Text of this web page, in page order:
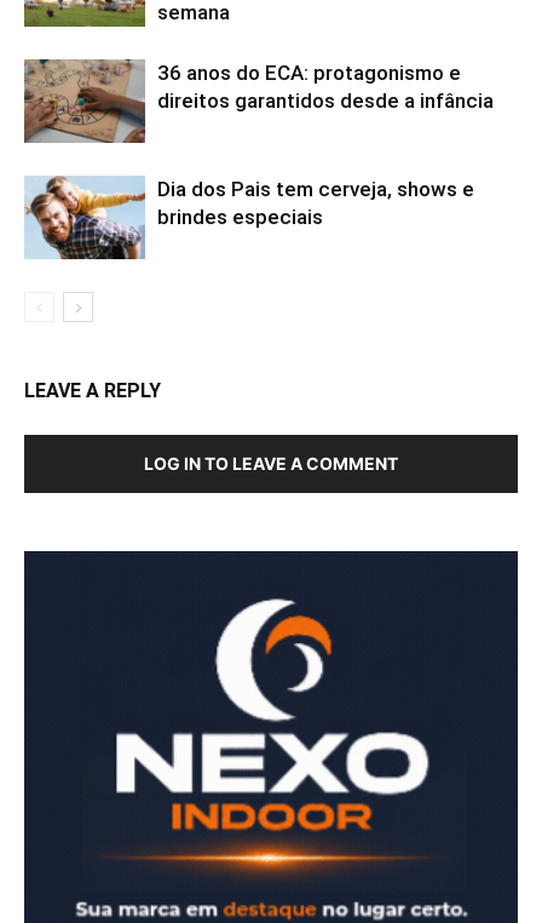
semana
36 anos do ECA: protagonismo e
direitos garantidos desde a infância
Dia dos Pais tem cerveja, shows e
brindes especiais
LEAVE A REPLY
LOG IN TO LEAVE A COMMENT